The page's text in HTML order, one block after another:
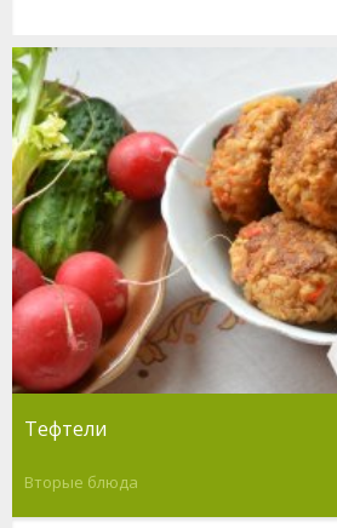
Тефтели
Вторые блюда